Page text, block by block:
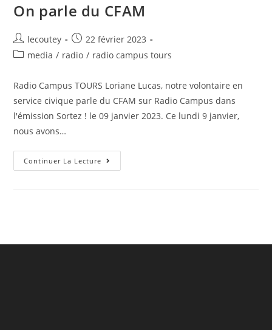
On parle du CFAM
Auteur/autrice
de
lecoutey
Post
published:
22 février 2023
Postmedia / radio / radio campus tours
Radio Campus TOURS Loriane Lucas, notre volontaire en
service civique parle du CFAM sur Radio Campus dans
l'émission Sortez ! le 09 janvier 2023. Ce lundi 9 janvier,
nous avons…
Continuer La Lecture On
Parle